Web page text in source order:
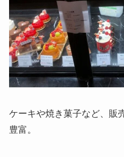
ケーキや焼き菓子など、販
豊富。